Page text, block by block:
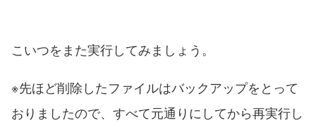
こいつをまた実行してみましょう。
※先ほど削除したファイルはバックアップをとって
おりましたので、すべて元通りにしてから再実行し